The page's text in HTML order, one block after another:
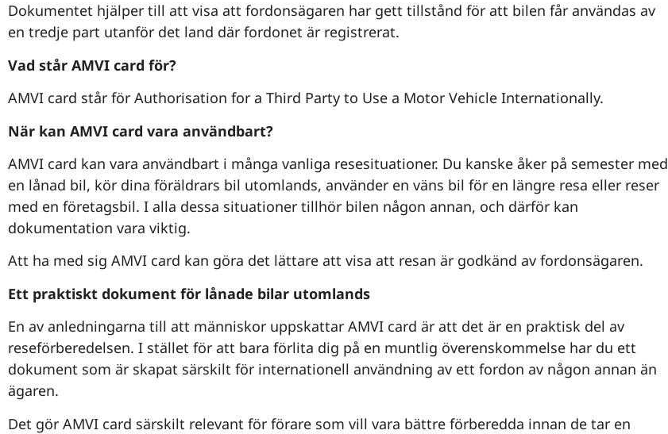
Dokumentet hjälper till att visa att fordonsägaren har gett tillstånd för att bilen får användas av
en tredje part utanför det land där fordonet är registrerat.
Vad står AMVI card för?
AMVI card står för Authorisation for a Third Party to Use a Motor Vehicle Internationally.
När kan AMVI card vara användbart?
AMVI card kan vara användbart i många vanliga resesituationer. Du kanske åker på semester med
en lånad bil, kör dina föräldrars bil utomlands, använder en väns bil för en längre resa eller reser
med en företagsbil. I alla dessa situationer tillhör bilen någon annan, och därför kan
dokumentation vara viktig.
Att ha med sig AMVI card kan göra det lättare att visa att resan är godkänd av fordonsägaren.
Ett praktiskt dokument för lånade bilar utomlands
En av anledningarna till att människor uppskattar AMVI card är att det är en praktisk del av
reseförberedelsen. I stället för att bara förlita dig på en muntlig överenskommelse har du ett
dokument som är skapat särskilt för internationell användning av ett fordon av någon annan än
ägaren.
Det gör AMVI card särskilt relevant för förare som vill vara bättre förberedda innan de tar en